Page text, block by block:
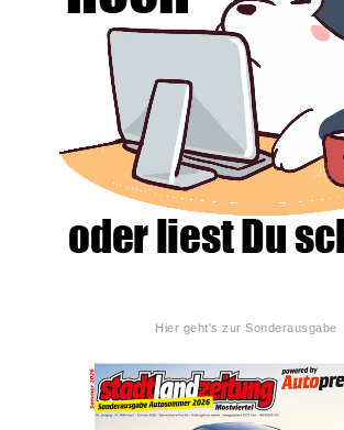
Hier geht's zur Sonderausgabe